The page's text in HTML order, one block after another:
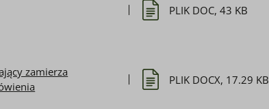
PLIK DOC, 43 KB
zamierza
PLIK DOCX, 17.29 KB